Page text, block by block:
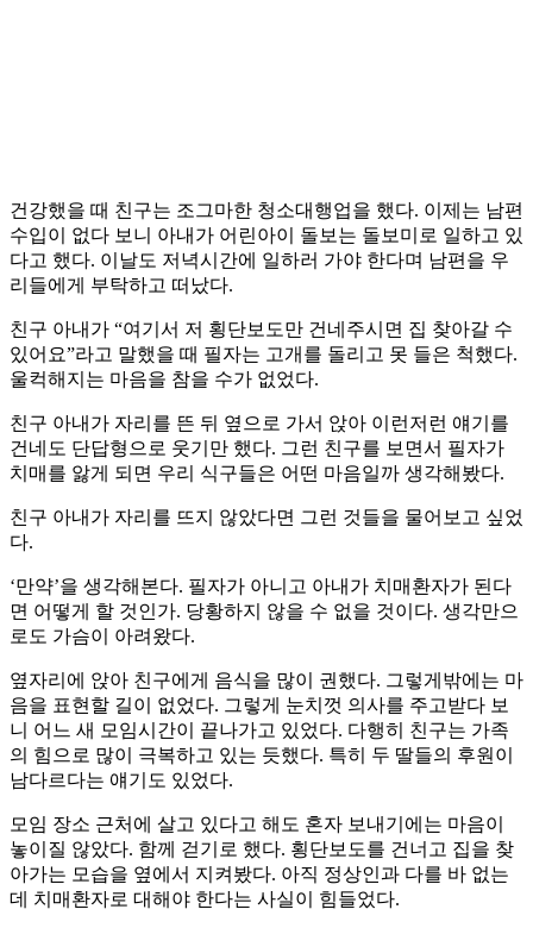
건강했을 때 친구는 조그마한 청소대행업을 했다. 이제는 남편
수입이 없다 보니 아내가 어린아이 돌보는 돌보미로 일하고 있
다고 했다. 이날도 저녁시간에 일하러 가야 한다며 남편을 우
리들에게 부탁하고 떠났다.
친구 아내가 “여기서 저 횡단보도만 건네주시면 집 찾아갈 수
있어요”라고 말했을 때 필자는 고개를 돌리고 못 들은 척했다.
울컥해지는 마음을 참을 수가 없었다.
친구 아내가 자리를 뜬 뒤 옆으로 가서 앉아 이런저런 얘기를
건네도 단답형으로 웃기만 했다. 그런 친구를 보면서 필자가
치매를 앓게 되면 우리 식구들은 어떤 마음일까 생각해봤다.
친구 아내가 자리를 뜨지 않았다면 그런 것들을 물어보고 싶었
다.
‘만약’을 생각해본다. 필자가 아니고 아내가 치매환자가 된다
면 어떻게 할 것인가. 당황하지 않을 수 없을 것이다. 생각만으
로도 가슴이 아려왔다.
옆자리에 앉아 친구에게 음식을 많이 권했다. 그렇게밖에는 마
음을 표현할 길이 없었다. 그렇게 눈치껏 의사를 주고받다 보
니 어느 새 모임시간이 끝나가고 있었다. 다행히 친구는 가족
의 힘으로 많이 극복하고 있는 듯했다. 특히 두 딸들의 후원이
남다르다는 얘기도 있었다.
모임 장소 근처에 살고 있다고 해도 혼자 보내기에는 마음이
놓이질 않았다. 함께 걷기로 했다. 횡단보도를 건너고 집을 찾
아가는 모습을 옆에서 지켜봤다. 아직 정상인과 다를 바 없는
데 치매환자로 대해야 한다는 사실이 힘들었다.